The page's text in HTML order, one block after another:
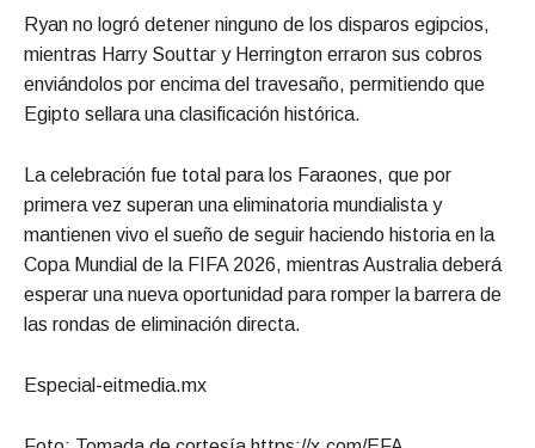
Ryan no logró detener ninguno de los disparos egipcios,
mientras Harry Souttar y Herrington erraron sus cobros
enviándolos por encima del travesaño, permitiendo que
Egipto sellara una clasificación histórica.
La celebración fue total para los Faraones, que por
primera vez superan una eliminatoria mundialista y
mantienen vivo el sueño de seguir haciendo historia en la
Copa Mundial de la FIFA 2026, mientras Australia deberá
esperar una nueva oportunidad para romper la barrera de
las rondas de eliminación directa.
Especial-eitmedia.mx